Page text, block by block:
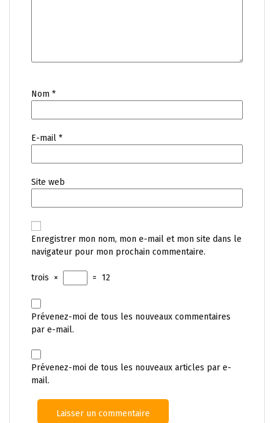
Nom *
E-mail *
Site web
Enregistrer mon nom, mon e-mail et mon site dans le
navigateur pour mon prochain commentaire.
trois × = 12
Prévenez-moi de tous les nouveaux commentaires
par e-mail.
Prévenez-moi de tous les nouveaux articles par e-
mail.